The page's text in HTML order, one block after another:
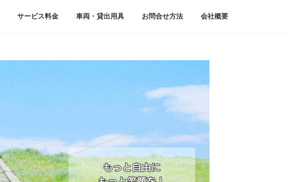
サービス料金 車両・貸出用具 お問合せ方法 会社概要